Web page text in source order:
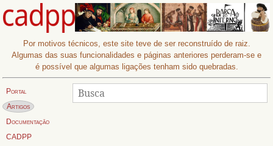
Por motivos técnicos, este site teve de ser reconstruído de raiz.
Algumas das suas funcionalidades e páginas anteriores perderam-se e
é possível que algumas ligações tenham sido quebradas.
Portal
Página actual:
Artigos
Documentação
CADPP
Busca:
Procurar